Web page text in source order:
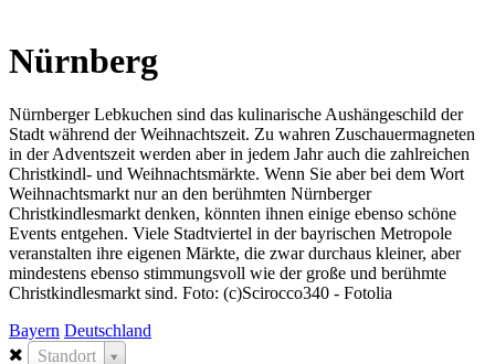
Nürnberg
Nürnberger Lebkuchen sind das kulinarische Aushängeschild der
Stadt während der Weihnachtszeit. Zu wahren Zuschauermagneten
in der Adventszeit werden aber in jedem Jahr auch die zahlreichen
Christkindl- und Weihnachtsmärkte. Wenn Sie aber bei dem Wort
Weihnachtsmarkt nur an den berühmten Nürnberger
Christkindlesmarkt denken, könnten ihnen einige ebenso schöne
Events entgehen. Viele Stadtviertel in der bayrischen Metropole
veranstalten ihre eigenen Märkte, die zwar durchaus kleiner, aber
mindestens ebenso stimmungsvoll wie der große und berühmte
Christkindlesmarkt sind. Foto: (c)Scirocco340 - Fotolia
Bayern Deutschland
Standort